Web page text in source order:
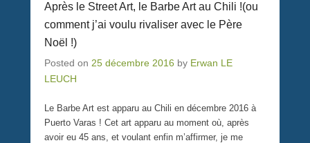
Après le Street Art, le Barbe Art au Chili !(ou
comment j’ai voulu rivaliser avec le Père
Noël !)
Posted on 25 décembre 2016 by Erwan LE
LEUCH
Le Barbe Art est apparu au Chili en décembre 2016 à
Puerto Varas ! Cet art apparu au moment où, après
avoir eu 45 ans, et voulant enfin m’affirmer, je me